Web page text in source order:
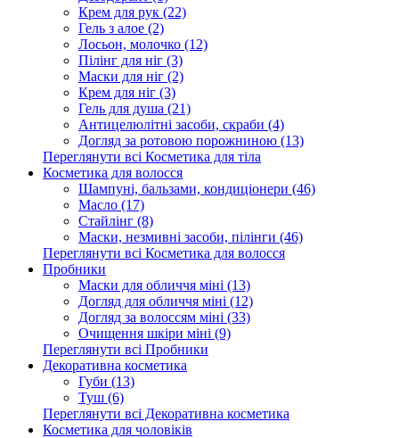
Крем для рук (22)
Гель з алое (2)
Лосьон, молочко (12)
Пілінг для ніг (3)
Маски для ніг (2)
Крем для ніг (3)
Гель для душа (21)
Антицелюлітні засоби, скраби (4)
Догляд за ротовою порожниною (13)
Переглянути всі Косметика для тіла
Косметика для волосся
Шампуні, бальзами, кондиціонери (46)
Масло (17)
Стайлінг (8)
Маски, незмивні засоби, пілінги (46)
Переглянути всі Косметика для волосся
Пробники
Маски для обличчя міні (13)
Догляд для обличчя міні (12)
Догляд за волоссям міні (33)
Очищення шкіри міні (9)
Переглянути всі Пробники
Декоративна косметика
Губи (13)
Туш (6)
Переглянути всі Декоративна косметика
Косметика для чоловіків